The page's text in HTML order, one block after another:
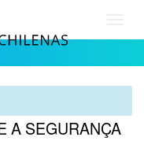
A SEGURANÇA